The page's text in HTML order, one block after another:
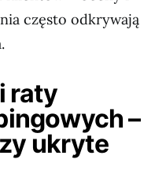
często odkrywają
raty
–
ukryte